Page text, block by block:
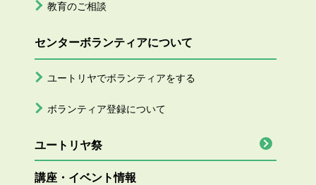
教育のご相談
センターボランティアについて
ユートリヤでボランティアをする
ボランティア登録について
ユートリヤ祭
講座・イベント情報